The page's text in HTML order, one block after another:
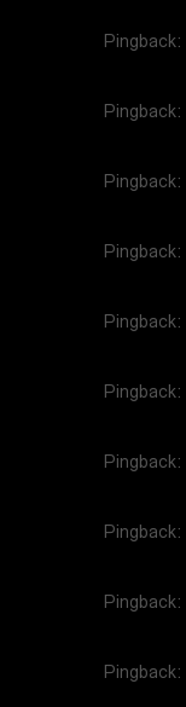
Pingback:
Pingback:
Pingback:
Pingback:
Pingback:
Pingback:
Pingback:
Pingback:
Pingback:
Pingback: